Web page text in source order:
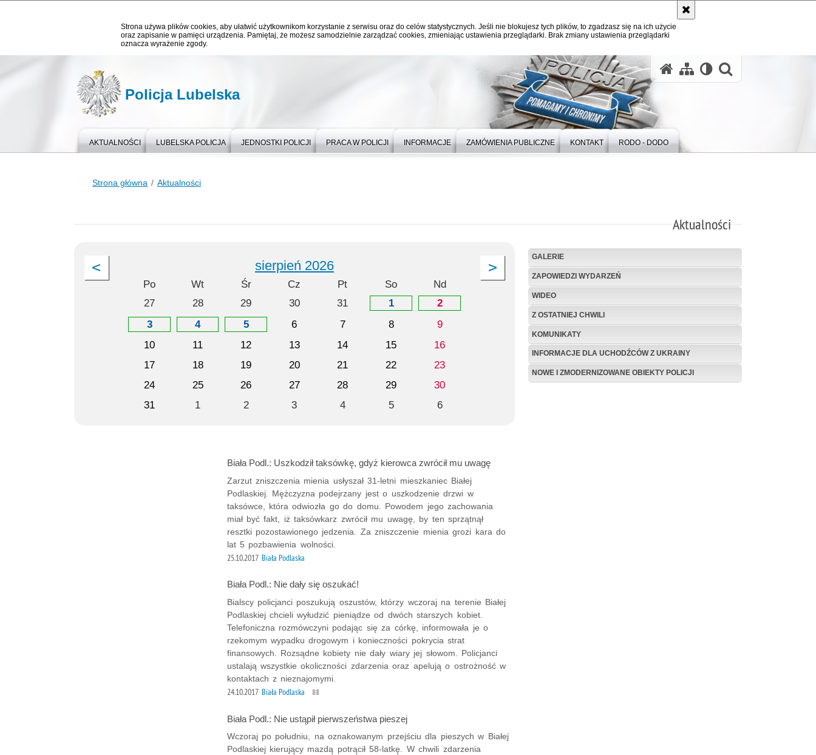
Strona używa plików cookies, aby ułatwić użytkownikom korzystanie z serwisu oraz do celów statystycznych. Jeśli nie blokujesz tych plików, to zgadzasz się na ich użycie
oraz zapisanie w pamięci urządzenia. Pamiętaj, że możesz samodzielnie zarządzać cookies, zmieniając ustawienia przeglądarki. Brak zmiany ustawienia przeglądarki
oznacza wyrażenie zgody.
Policja Lubelska
AKTUALNOŚCI LUBELSKA POLICJA JEDNOSTKI POLICJI PRACA W POLICJI INFORMACJE ZAMÓWIENIA PUBLICZNE KONTAKT RODO - DODO
Strona główna Aktualności
Aktualności
sierpień 2026
Po Wt Śr Cz Pt So
Nd
27
28 29 30 31 1
2
3
4 5 6 7 8
9
10
11 12 13 14 15
16
17
18 19 20 21 22
23
24
25 26 27 28 29
30
31
1 2 3 4 5 6
Biała Podl.: Uszkodził taksówkę, gdyż kierowca zwrócił mu uwagę
Zarzut zniszczenia mienia usłyszał 31-letni mieszkaniec Białej
Podlaskiej. Mężczyzna podejrzany jest o uszkodzenie drzwi w
taksówce, która odwiozła go do domu. Powodem jego zachowania
miał być fakt, iż taksówkarz zwrócił mu uwagę, by ten sprzątnął
resztki pozostawionego jedzenia. Za zniszczenie mienia grozi kara do
lat 5 pozbawienia wolności.
25.10.2017 Biała Podlaska
Biała Podl.: Nie dały się oszukać!
Bialscy policjanci poszukują oszustów, którzy wczoraj na terenie Białej
Podlaskiej chcieli wyłudzić pieniądze od dwóch starszych kobiet.
Telefoniczna rozmówczyni podając się za córkę, informowała je o
rzekomym wypadku drogowym i konieczności pokrycia strat
finansowych. Rozsądne kobiety nie dały wiary jej słowom. Policjanci
ustalają wszystkie okoliczności zdarzenia oraz apelują o ostrożność w
kontaktach z nieznajomymi.
24.10.2017 Biała Podlaska
Biała Podl.: Nie ustąpił pierwszeństwa pieszej
Wczoraj po południu, na oznakowanym przejściu dla pieszych w Białej
Podlaskiej kierujący mazdą potrącił 58-latkę. W chwili zdarzenia
GALERIE
ZAPOWIEDZI WYDARZEŃ
WIDEO
Z OSTATNIEJ CHWILI
KOMUNIKATY
INFORMACJE DLA UCHODŹCÓW Z UKRAINY
NOWE I ZMODERNIZOWANE OBIEKTY POLICJI